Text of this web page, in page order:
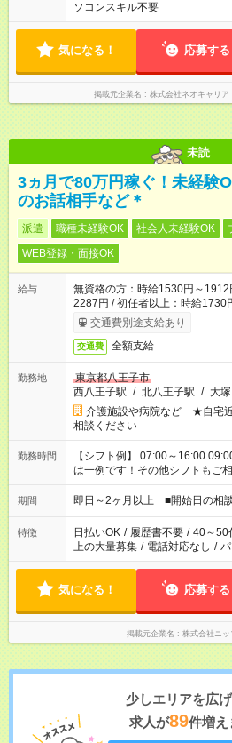
ソコンスキル不要
気になる！ 応募する
掲載元企業名 株式会社ネオキャリ
未読
3ヵ月で80万円稼ぐ！未経験
のお話相手など＊
派遣 職種未経験OK 社会人未経験OK
WEB登録・面接OK
給与
無資格の方：時給1530円～
2287円 / 初任者以上：時給1730
交通費別途支給あり
交通費 全額支給
勤務地
東京都八王子市
西八王子駅 / 北八王子駅 / 大
介護施設や病院など ★自宅
相談ください
勤務時間
【シフト例】 07:00～16:00 09:00
は一例です！その他シフトもご
期間 即日～2ヶ月以上 ■開始日の相談
特徴 日払いOK / 履歴書不要 / 40～50
上の大量募集 / 電話対応なし /
気になる！ 応募する
掲載元企業名 株式会社ニッ
少しエリアを広げ
求人が89件増え